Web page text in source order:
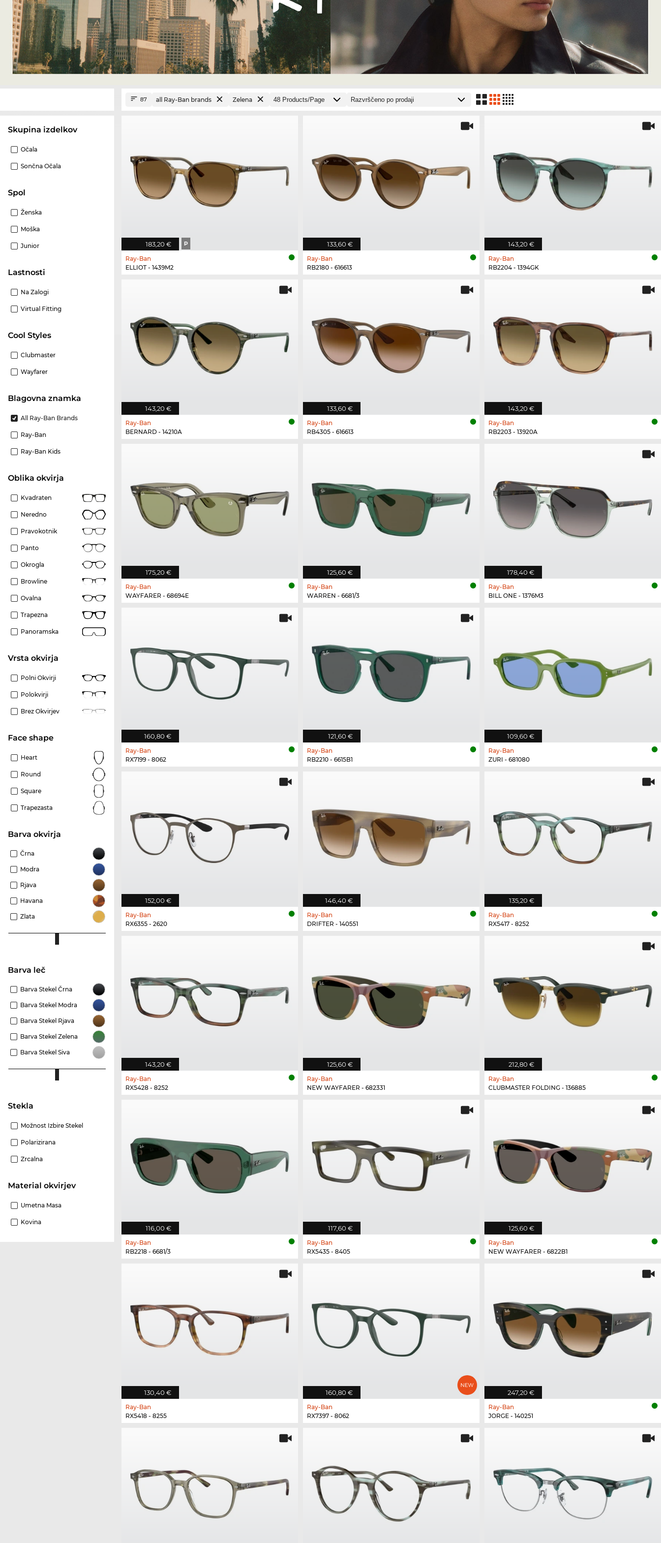
Skupina izdelkov
Očala
Sončna Očala
Spol
Ženska
Moška
Junior
Lastnosti
Na Zalogi
Virtual Fitting
Cool Styles
Clubmaster
Wayfarer
Blagovna znamka
All Ray-Ban Brands
Ray-Ban
Ray-Ban Kids
Oblika okvirja
Kvadraten
Neredno
Pravokotnik
Panto
Okrogla
Browline
Ovalna
Trapezna
Panoramska
Vrsta okvirja
Polni Okvirji
Polokvirji
Brez Okvirjev
Face shape
Heart
Round
Square
Trapezasta
Barva okvirja
Črna
Modra
Rjava
Havana
Zlata
Barva leč
Barva Stekel Črna
Barva Stekel Modra
Barva Stekel Rjava
Barva Stekel Zelena
Barva Stekel Siva
Stekla
Možnost Izbire Stekel
Polarizirana
Zrcalna
Material okvirjev
Umetna Masa
Kovina
87 all Ray-Ban brands Zelena
183,20 € P
Ray-Ban
ELLIOT - 1439M2
133,60 €
Ray-Ban
RB2180 - 616613
143,20 €
Ray-Ban
RB2204 - 1394GK
143,20 €
Ray-Ban
BERNARD - 14210A
133,60 €
Ray-Ban
RB4305 - 616613
143,20 €
Ray-Ban
RB2203 - 13920A
175,20 €
Ray-Ban
WAYFARER - 68694E
125,60 €
Ray-Ban
WARREN - 6681/3
178,40 €
Ray-Ban
BILL ONE - 1376M3
160,80 €
Ray-Ban
RX7199 - 8062
121,60 €
Ray-Ban
RB2210 - 6615B1
109,60 €
Ray-Ban
ZURI - 681080
152,00 €
Ray-Ban
RX6355 - 2620
146,40 €
Ray-Ban
DRIFTER - 140551
135,20 €
Ray-Ban
RX5417 - 8252
143,20 €
Ray-Ban
RX5428 - 8252
125,60 €
Ray-Ban
NEW WAYFARER - 682331
212,80 €
Ray-Ban
CLUBMASTER FOLDING - 136885
116,00 €
Ray-Ban
RB2218 - 6681/3
117,60 €
Ray-Ban
RX5435 - 8405
125,60 €
Ray-Ban
NEW WAYFARER - 6822B1
130,40 €
Ray-Ban
RX5418 - 8255
160,80 €
Ray-Ban
RX7397 - 8062
247,20 €
Ray-Ban
JORGE - 140251